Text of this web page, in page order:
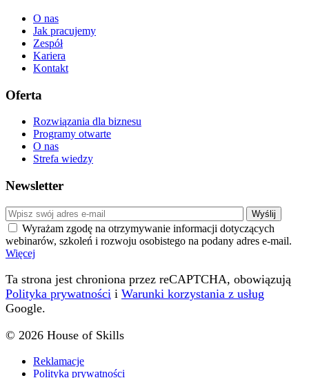
O nas
Jak pracujemy
Zespół
Kariera
Kontakt
Oferta
Rozwiązania dla biznesu
Programy otwarte
O nas
Strefa wiedzy
Newsletter
Wyrażam zgodę na otrzymywanie informacji dotyczących
webinarów, szkoleń i rozwoju osobistego na podany adres e-mail.
Więcej
Ta strona jest chroniona przez reCAPTCHA, obowiązują
Polityka prywatności i Warunki korzystania z usług
Google.
© 2026 House of Skills
Reklamacje
Polityka prywatności